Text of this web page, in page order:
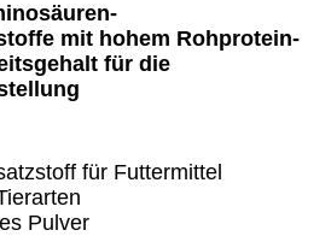
mit hohem Rohprotein-
für die
für Futtermittel
Pulver